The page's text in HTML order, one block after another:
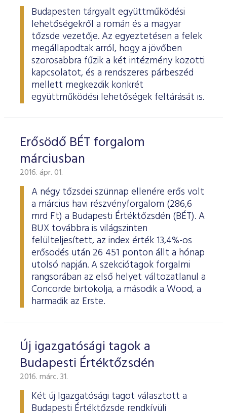
Budapesten tárgyalt együttműködési
lehetőségekről a román és a magyar
tőzsde vezetője. Az egyeztetésen a felek
megállapodtak arról, hogy a jövőben
szorosabbra fűzik a két intézmény közötti
kapcsolatot, és a rendszeres párbeszéd
mellett megkezdik konkrét
együttműködési lehetőségek feltárását is.
Erősödő BÉT forgalom
márciusban
2016. ápr. 01.
A négy tőzsdei szünnap ellenére erős volt
a március havi részvényforgalom (286,6
mrd Ft) a Budapesti Értéktőzsdén (BÉT). A
BUX továbbra is világszinten
felülteljesített, az index érték 13,4%-os
erősödés után 26 451 ponton állt a hónap
utolsó napján. A szekciótagok forgalmi
rangsorában az első helyet változatlanul a
Concorde birtokolja, a második a Wood, a
harmadik az Erste.
Új igazgatósági tagok a
Budapesti Értéktőzsdén
2016. márc. 31.
Két új Igazgatósági tagot választott a
Budapesti Értéktőzsde rendkívüli